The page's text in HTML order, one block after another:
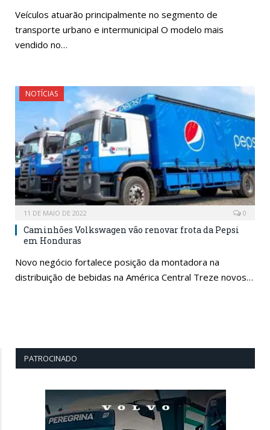
Veículos atuarão principalmente no segmento de
transporte urbano e intermunicipal O modelo mais
vendido no…
NOTÍCIAS
11 DE MAIO DE 2022 0
Caminhões Volkswagen vão renovar frota da Pepsi
em Honduras
Novo negócio fortalece posição da montadora na
distribuição de bebidas na América Central Treze novos…
PATROCINADO